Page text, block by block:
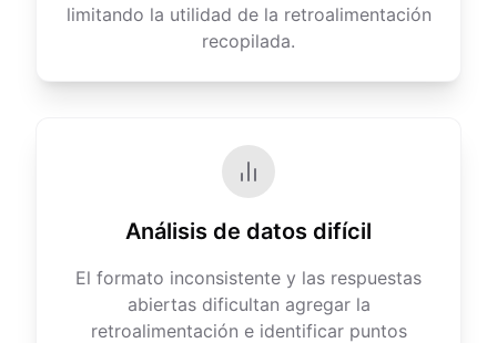
limitando la utilidad de la retroalimentación
recopilada.
Análisis de datos difícil
El formato inconsistente y las respuestas
abiertas dificultan agregar la
retroalimentación e identificar puntos